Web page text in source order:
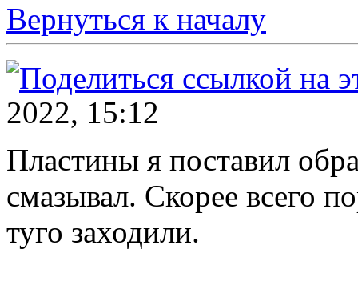
Вернуться к началу
2022, 15:12
Пластины я поставил
смазывал. Скорее всего
туго заходили.